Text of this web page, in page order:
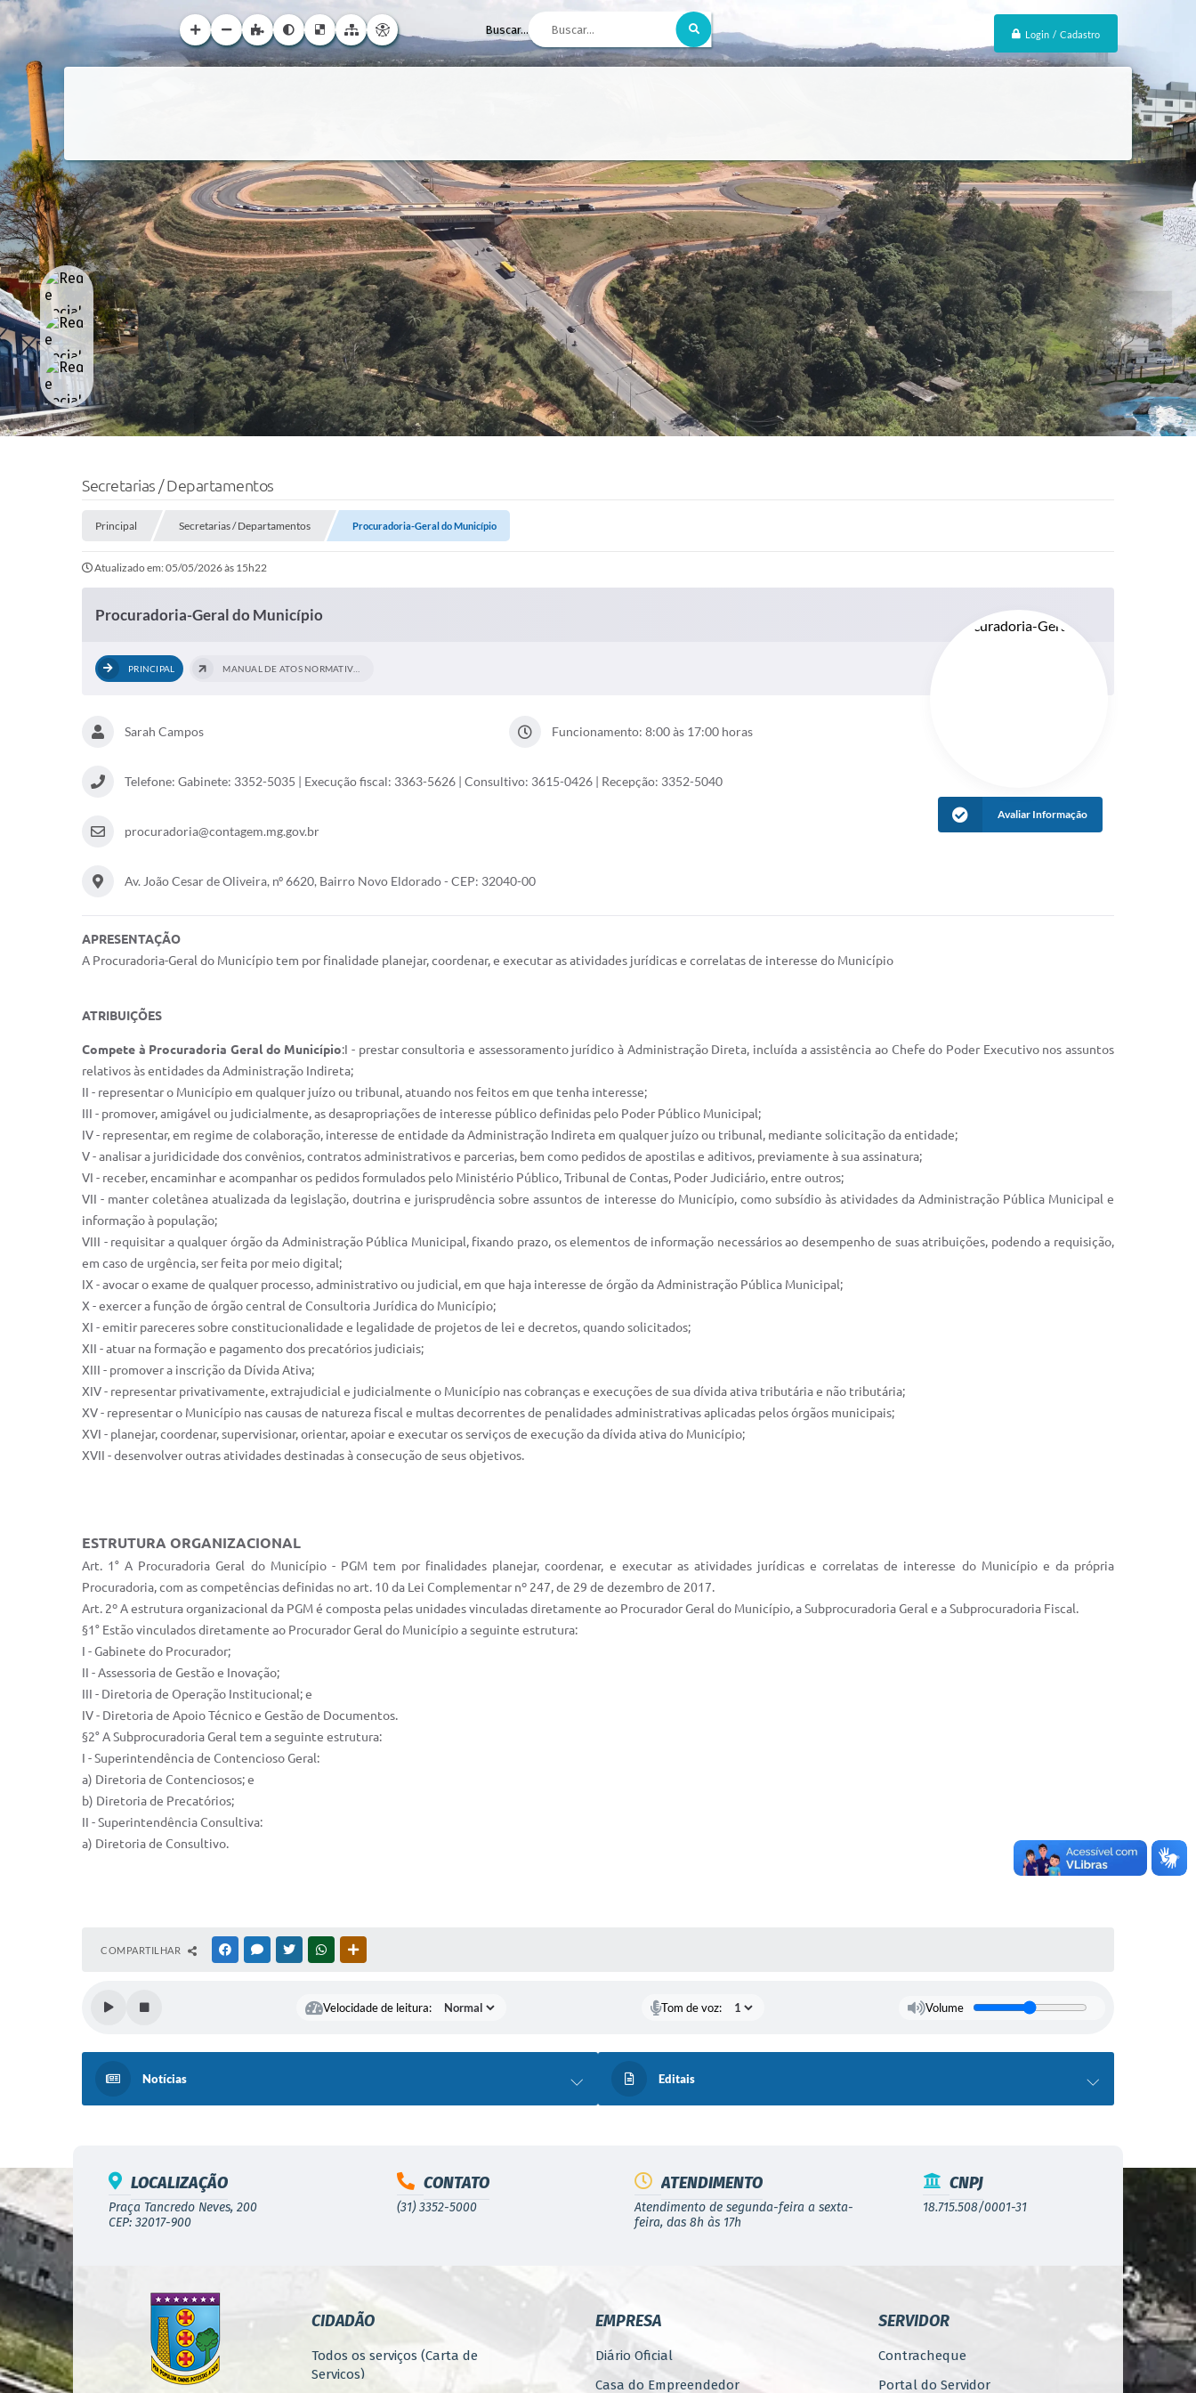
Login / Cadastro
Buscar...
Secretarias / Departamentos
Principal Secretarias / Departamentos Procuradoria-Geral do Município
Atualizado em: 05/05/2026 às 15h22
Procuradoria-Geral do Município
PRINCIPAL
Sarah Campos Funcionamento: 8:00 às 17:00 horas
Telefone: Gabinete: 3352-5035 | Execução fiscal: 3363-5626 | Consultivo: 3615-0426 | Recepção: 3352-5040
procuradoria@contagem.mg.gov.br
Av. João Cesar de Oliveira, nº 6620, Bairro Novo Eldorado - CEP: 32040-00
Avaliar Informação
APRESENTAÇÃO
A Procuradoria-Geral do Município tem por finalidade planejar, coordenar, e executar as atividades jurídicas e correlatas de interesse do Município
ATRIBUIÇÕES
Compete à Procuradoria Geral do Município:I - prestar consultoria e assessoramento jurídico à Administração Direta, incluída a assistência ao Chefe do Poder Executivo nos assuntos
relativos às entidades da Administração Indireta;
II - representar o Município em qualquer juízo ou tribunal, atuando nos feitos em que tenha interesse;
III - promover, amigável ou judicialmente, as desapropriações de interesse público definidas pelo Poder Público Municipal;
IV - representar, em regime de colaboração, interesse de entidade da Administração Indireta em qualquer juízo ou tribunal, mediante solicitação da entidade;
V - analisar a juridicidade dos convênios, contratos administrativos e parcerias, bem como pedidos de apostilas e aditivos, previamente à sua assinatura;
VI - receber, encaminhar e acompanhar os pedidos formulados pelo Ministério Público, Tribunal de Contas, Poder Judiciário, entre outros;
VII - manter coletânea atualizada da legislação, doutrina e jurisprudência sobre assuntos de interesse do Município, como subsídio às atividades da Administração Pública Municipal e
informação à população;
VIII - requisitar a qualquer órgão da Administração Pública Municipal, fixando prazo, os elementos de informação necessários ao desempenho de suas atribuições, podendo a requisição,
em caso de urgência, ser feita por meio digital;
IX - avocar o exame de qualquer processo, administrativo ou judicial, em que haja interesse de órgão da Administração Pública Municipal;
X - exercer a função de órgão central de Consultoria Jurídica do Município;
XI - emitir pareceres sobre constitucionalidade e legalidade de projetos de lei e decretos, quando solicitados;
XII - atuar na formação e pagamento dos precatórios judiciais;
XIII - promover a inscrição da Dívida Ativa;
XIV - representar privativamente, extrajudicial e judicialmente o Município nas cobranças e execuções de sua dívida ativa tributária e não tributária;
XV - representar o Município nas causas de natureza fiscal e multas decorrentes de penalidades administrativas aplicadas pelos órgãos municipais;
XVI - planejar, coordenar, supervisionar, orientar, apoiar e executar os serviços de execução da dívida ativa do Município;
XVII - desenvolver outras atividades destinadas à consecução de seus objetivos.
ESTRUTURA ORGANIZACIONAL
Art. 1° A Procuradoria Geral do Município - PGM tem por finalidades planejar, coordenar, e executar as atividades jurídicas e correlatas de interesse do Município e da própria
Procuradoria, com as competências definidas no art. 10 da Lei Complementar nº 247, de 29 de dezembro de 2017.
Art. 2º A estrutura organizacional da PGM é composta pelas unidades vinculadas diretamente ao Procurador Geral do Município, a Subprocuradoria Geral e a Subprocuradoria Fiscal.
§1° Estão vinculados diretamente ao Procurador Geral do Município a seguinte estrutura:
I - Gabinete do Procurador;
II - Assessoria de Gestão e Inovação;
III - Diretoria de Operação Institucional; e
IV - Diretoria de Apoio Técnico e Gestão de Documentos.
§2° A Subprocuradoria Geral tem a seguinte estrutura:
I - Superintendência de Contencioso Geral:
a) Diretoria de Contenciosos; e
b) Diretoria de Precatórios;
II - Superintendência Consultiva:
a) Diretoria de Consultivo.
COMPARTILHAR FACEBOOKMESSENGER
TWITTERWHATSAPP
Velocidade de leitura: Tom de voz: Volume
Notícias Editais
LOCALIZAÇÃO
Praça Tancredo Neves, 200
CEP: 32017-900
CONTATO
(31) 3352-5000
ATENDIMENTO
Atendimento de segunda-feira a sexta-
feira, das 8h às 17h
CNPJ
18.715.508/0001-31
CIDADÃO
Todos os serviços (Carta de
Serviços)
EMPRESA
Diário Oficial
Casa do Empreendedor
SERVIDOR
Contracheque
Portal do Servidor